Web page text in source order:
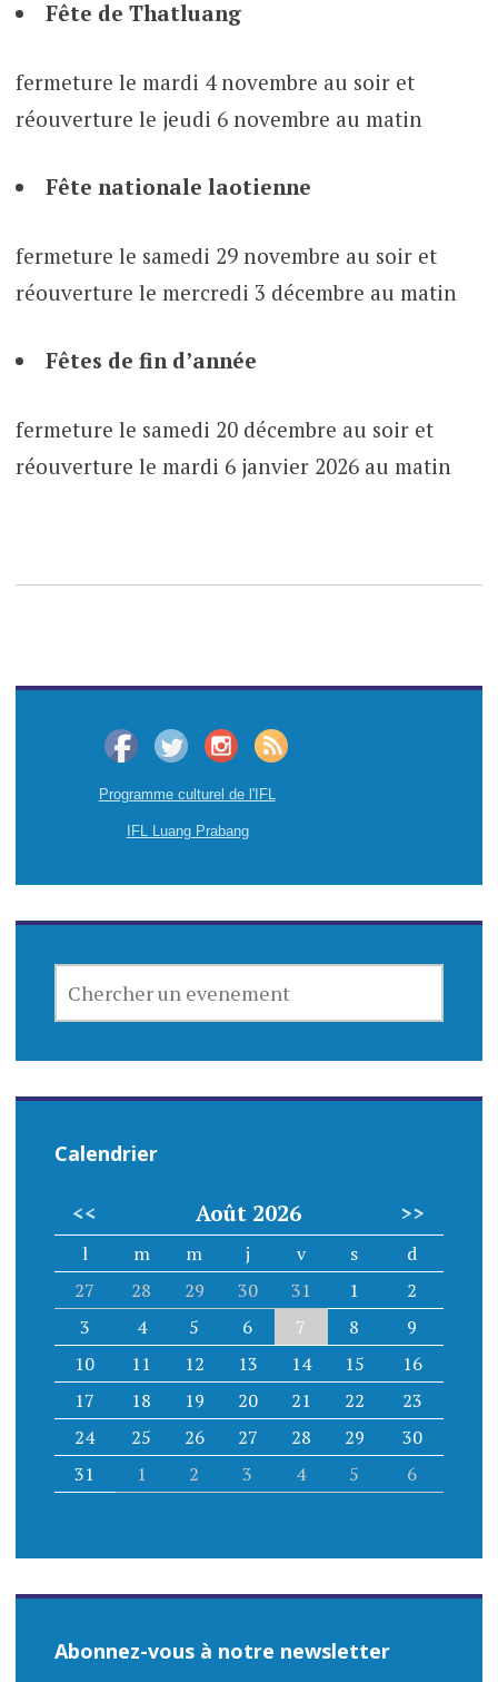
Fête de Thatluang
fermeture le mardi 4 novembre au soir et
réouverture le jeudi 6 novembre au matin
Fête nationale laotienne
fermeture le samedi 29 novembre au soir et
réouverture le mercredi 3 décembre au matin
Fêtes de fin d’année
fermeture le samedi 20 décembre au soir et
réouverture le mardi 6 janvier 2026 au matin
Programme culturel de l'IFL
IFL Luang Prabang
UN
Calendrier
<< Août 2026 >>
l m m j v s
d
27
28 29 30 31 1
2
3
4 5 6 7 8
9
10
11 12 13 14 15
16
17
18 19 20 21 22
23
24
25 26 27 28 29
30
31
1 2 3 4 5 6
Abonnez-vous à notre newsletter